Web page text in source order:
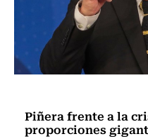
Piñera frente a la
proporciones